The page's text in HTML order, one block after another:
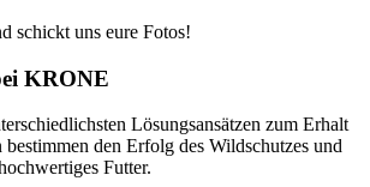
schickt uns eure Fotos!
KRONE
Lösungsansätzen zum Erhalt
den Erfolg des Wildschutzes und
Futter.